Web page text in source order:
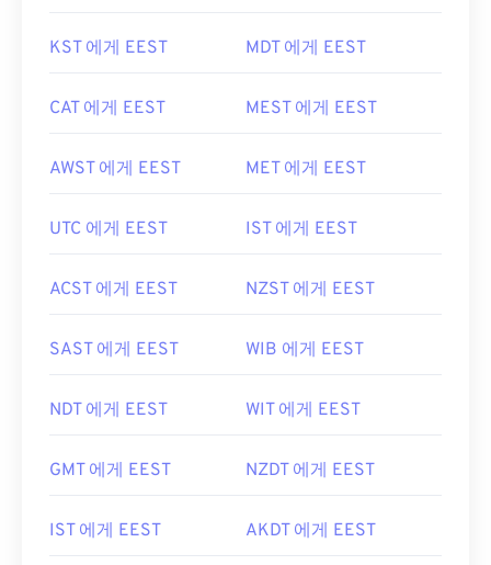
KST 에게 EEST MDT 에게 EEST
CAT 에게 EEST MEST 에게 EEST
AWST 에게 EEST MET 에게 EEST
UTC 에게 EEST IST 에게 EEST
ACST 에게 EEST NZST 에게 EEST
SAST 에게 EEST WIB 에게 EEST
NDT 에게 EEST WIT 에게 EEST
GMT 에게 EEST NZDT 에게 EEST
IST 에게 EEST AKDT 에게 EEST